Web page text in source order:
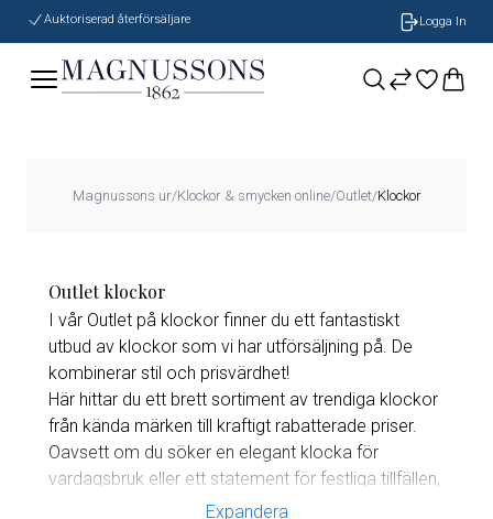
Auktoriserad återförsäljare Logga In
Magnussons ur/Klockor & smycken online/Outlet/Klockor
Outlet klockor
I vår Outlet på klockor finner du ett fantastiskt
utbud av klockor som vi har utförsäljning på. De
kombinerar stil och prisvärdhet!
Här hittar du ett brett sortiment av trendiga klockor
från kända märken till kraftigt rabatterade priser.
Oavsett om du söker en elegant klocka för
vardagsbruk eller ett statement för festliga tillfällen,
har vi det perfekta alternativet för dig. Bläddra